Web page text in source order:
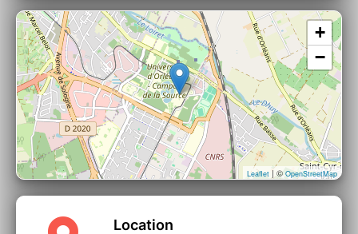
+
−
Leaflet | © OpenStreetMap
Location